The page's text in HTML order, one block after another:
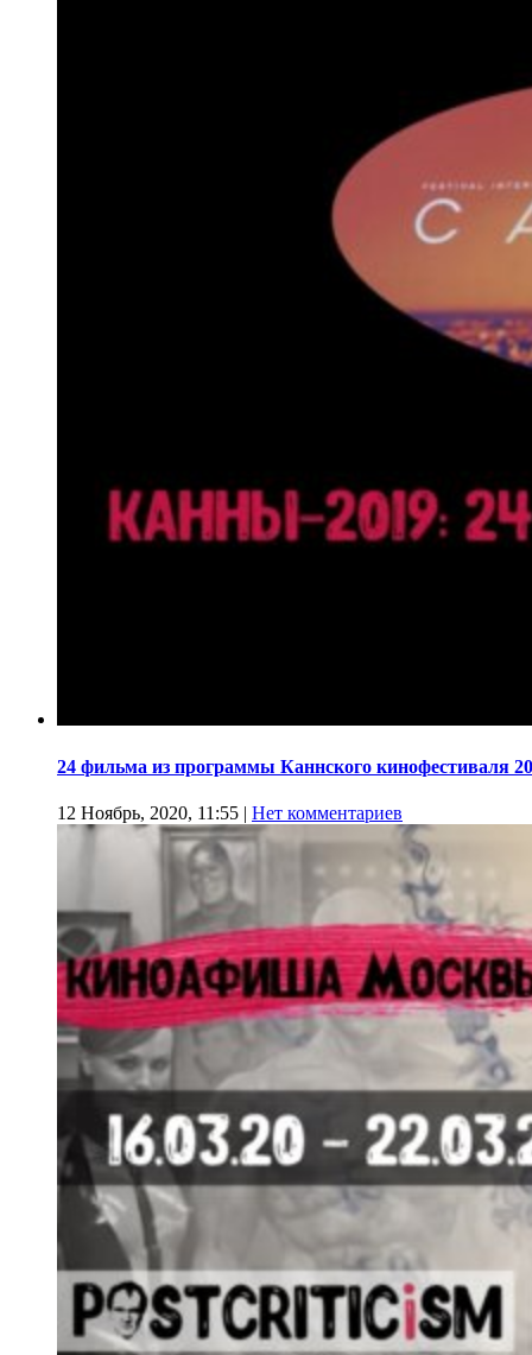
24 фильма из программы Каннского кинофестиваля
12 Ноябрь, 2020, 11:55 | Нет комментариев